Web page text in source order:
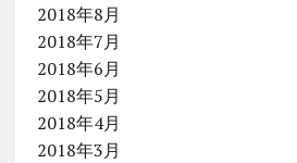
2018年8月
2018年7月
2018年6月
2018年5月
2018年4月
2018年3月